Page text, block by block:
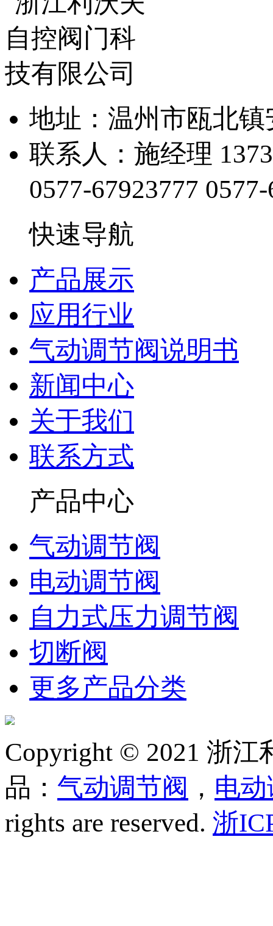
地址：温州市瓯北
联系人：施经理
0577-67923777
快速导航
产品展示
应用行业
气动调节阀说明书
新闻中心
关于我们
联系方式
产品中心
气动调节阀
电动调节阀
自力式压力调节阀
切断阀
更多产品分类
Copyright © 2021 浙
品： 气动调节阀 ， 电
rights are reserved. 浙